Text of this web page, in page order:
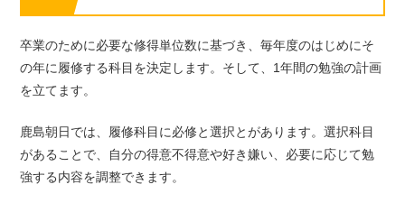
卒業のために必要な修得単位数に基づき、毎年度のはじめにそ
の年に履修する科目を決定します。そして、1年間の勉強の計画
を立てます。
鹿島朝日では、履修科目に必修と選択とがあります。選択科目
があることで、自分の得意不得意や好き嫌い、必要に応じて勉
強する内容を調整できます。